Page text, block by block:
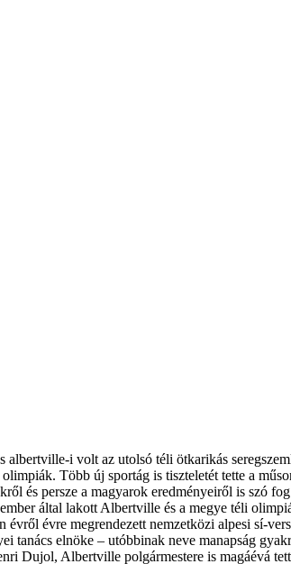
i volt az utolsó téli ötkarikás
Több új sportág is tiszteletét tette a
és persze a magyarok eredményeiről is szó
által lakott Albertville és a megye téli
évre megrendezett nemzetközi alpesi sí-
elnöke – utóbbinak neve manapság
Dujol, Albertville polgármestere is magáévá